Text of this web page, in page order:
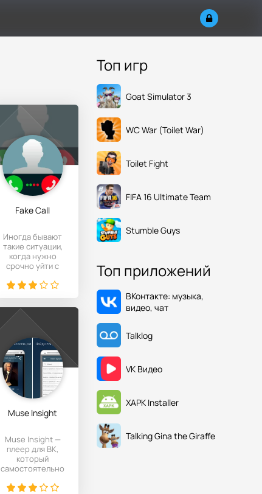
Fake Call
Иногда бывают
такие ситуации,
когда нужно
срочно уйти с
свидания или с
Muse Insight
Muse Insight —
плеер для ВК,
который
самостоятельно
проигрывания
Топ игр
Goat Simulator 3
WC War (Toilet War)
Toilet Fight
FIFA 16 Ultimate Team
Stumble Guys
Топ приложений
ВКонтакте: музыка,
видео, чат
Talklog
VK Видео
XAPK Installer
Talking Gina the Giraffe